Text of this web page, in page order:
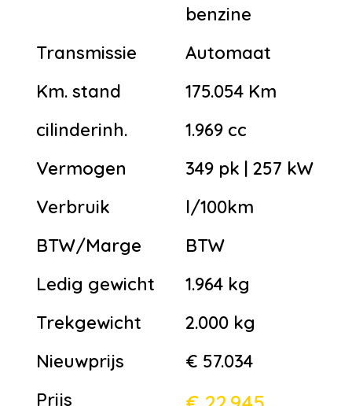
benzine
Transmissie
Automaat
Km. stand
175.054 Km
cilinderinh.
1.969 cc
Vermogen
349 pk | 257 kW
Verbruik
l/100km
BTW/Marge
BTW
Ledig gewicht
1.964 kg
Trekgewicht
2.000 kg
Nieuwprijs
€ 57.034
Prijs